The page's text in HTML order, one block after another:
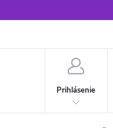
Prihlásenie